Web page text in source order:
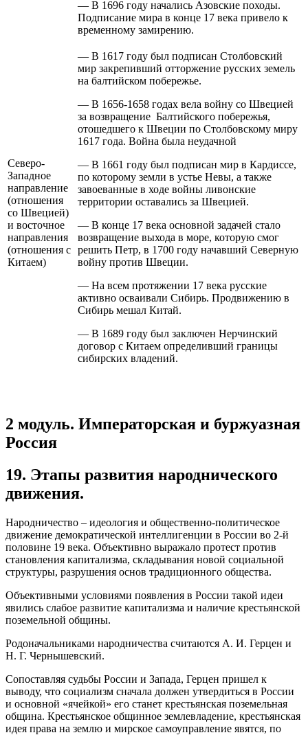
— В 1696 году начались Азовские походы.
Подписание мира в конце 17 века привело к
временному замирению.
Северо-
Западное
направление
(отношения
со Швецией)
и восточное
направления
(отношения с
Китаем)
— В 1617 году был подписан Столбовский
мир закрепивший отторжение русских земель
на балтийском побережье.
— В 1656-1658 годах вела войну со Швецией
за возвращение Балтийского побережья,
отошедшего к Швеции по Столбовскому миру
1617 года. Война была неудачной
— В 1661 году был подписан мир в Кардиссе,
по которому земли в устье Невы, а также
завоеванные в ходе войны ливонские
территории оставались за Швецией.
— В конце 17 века основной задачей стало
возвращение выхода в море, которую смог
решить Петр, в 1700 году начавший Северную
войну против Швеции.
— На всем протяжении 17 века русские
активно осваивали Сибирь. Продвижению в
Сибирь мешал Китай.
— В 1689 году был заключен Нерчинский
договор с Китаем определивший границы
сибирских владений.
2 модуль. Императорская и буржуазная
Россия
19. Этапы развития народнического
движения.
Народничество – идеология и общественно-политическое
движение демократической интеллигенции в России во 2-й
половине 19 века. Объективно выражало протест против
становления капитализма, складывания новой социальной
структуры, разрушения основ традиционного общества.
Объективными условиями появления в России такой идеи
явились слабое развитие капитализма и наличие крестьянской
поземельной общины.
Родоначальниками народничества считаются А. И. Герцен и
Н. Г. Чернышевский.
Сопоставляя судьбы России и Запада, Герцен пришел к
выводу, что социализм сначала должен утвердиться в России
и основной «ячейкой» его станет крестьянская поземельная
община. Крестьянское общинное землевладение, крестьянская
идея права на землю и мирское самоуправление явятся, по